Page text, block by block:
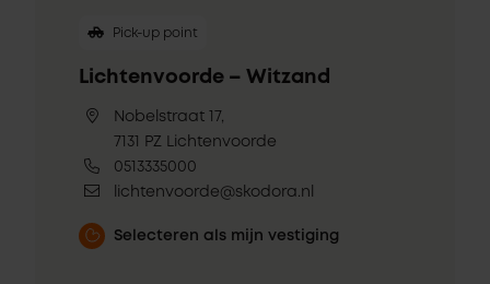
Pick-up point
Lichtenvoorde – Witzand
Nobelstraat 17,
7131 PZ Lichtenvoorde
0513335000
lichtenvoorde@skodora.nl
Selecteren als mijn vestiging